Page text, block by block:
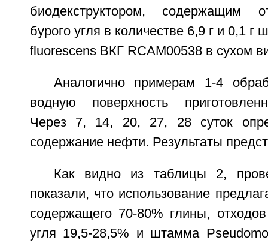
биодекструктором, содержащим
бурого угля в количестве 6,9 г и 0,1
fluorescens ВКГ RCAM00538 в сухом
Аналогично примерам 1-4
водную поверхность
Через 7, 14, 20, 27, 28 суток
содержание нефти. Результаты
Как видно из таблицы 2,
показали, что использование
содержащего 70-80% глины,
угля 19,5-28,5% и штамма